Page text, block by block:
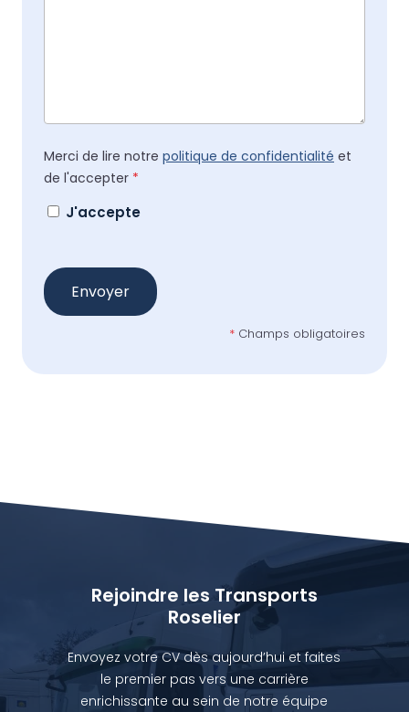
Merci de lire notre politique de confidentialité et
de l'accepter *
J'accepte
* Champs obligatoires
Rejoindre les Transports
Roselier
Envoyez votre CV dès aujourd’hui et faites
le premier pas vers une carrière
enrichissante au sein de notre équipe